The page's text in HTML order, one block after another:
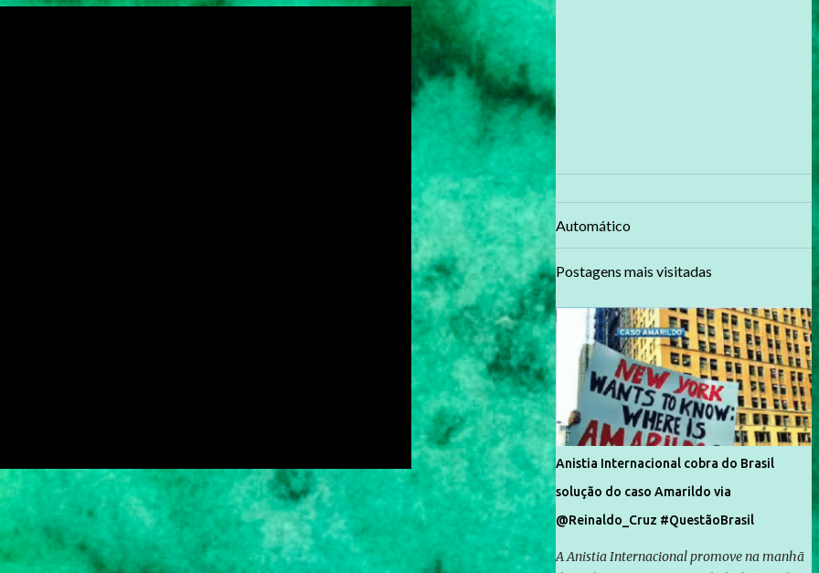
Automático
Postagens mais visitadas
Anistia Internacional cobra do Brasil
solução do caso Amarildo via
@Reinaldo_Cruz #QuestãoBrasil
A Anistia Internacional promove na manhã